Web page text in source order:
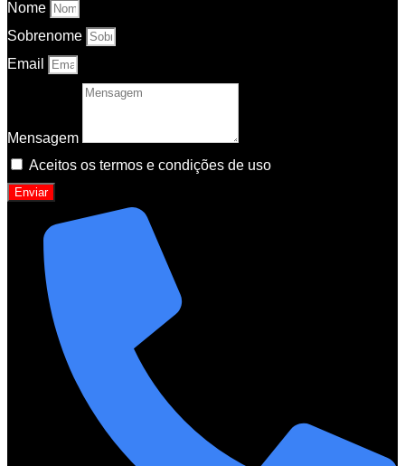
Nome
Sobrenome
Email
Mensagem
Aceitos os termos e condições de uso
Enviar